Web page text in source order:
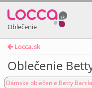
Oblečenie
Locca.sk
Oblečenie
Dámske oblečenie Betty